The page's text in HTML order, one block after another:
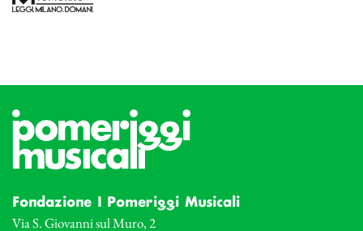
Fondazione I Pomeriggi Musicali
Via S. Giovanni sul Muro, 2